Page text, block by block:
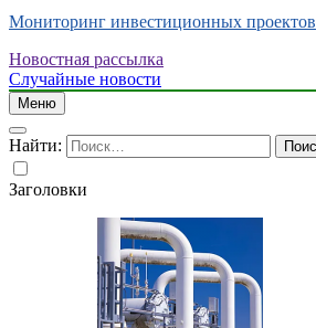
Мониторинг инвестиционных проектов
Новостная рассылка
Случайные новости
Меню
Найти:
Заголовки